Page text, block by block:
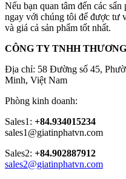
Nếu bạn quan tâm đến các sẩn
ngay với chúng tôi để được tư
và giá cả sản phẩm tốt nhất.
CÔNG TY TNHH
Địa chỉ: 58 Đường số 45,
Minh, Việt Nam
Phòng kinh doanh:
Sales1: +84.934015234
sales1@giatinphatvn.com
Sales2: +84.902887912
sales2@giatinphatvn.com